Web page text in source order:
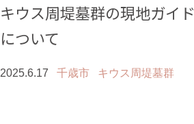
キウス周堤墓群の現地ガイド
について
2025.6.17 千歳市 キウス周堤墓群